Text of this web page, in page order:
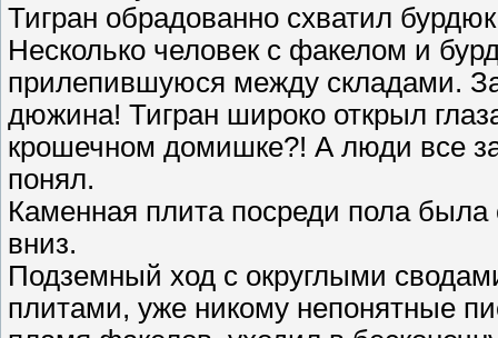
Тигран обрадованно схватил
Несколько человек с факелом и
прилепившуюся между складами.
дюжина! Тигран широко открыл
крошечном домишке?! А люди все
понял.
Каменная плита посреди пола была
вниз.
Подземный ход с округлыми
плитами, уже никому непонятные